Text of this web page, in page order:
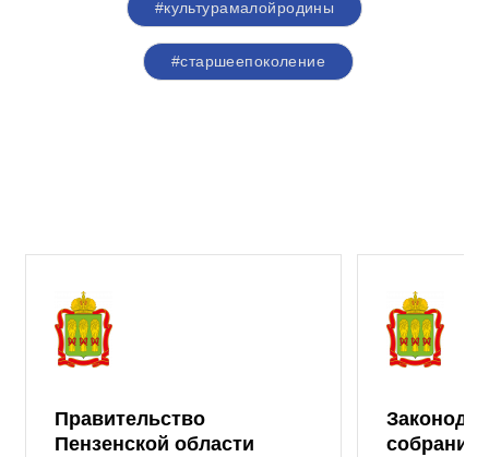
#культурамалойродины
#старшеепоколение
Правительство
Пензенской области
собрание